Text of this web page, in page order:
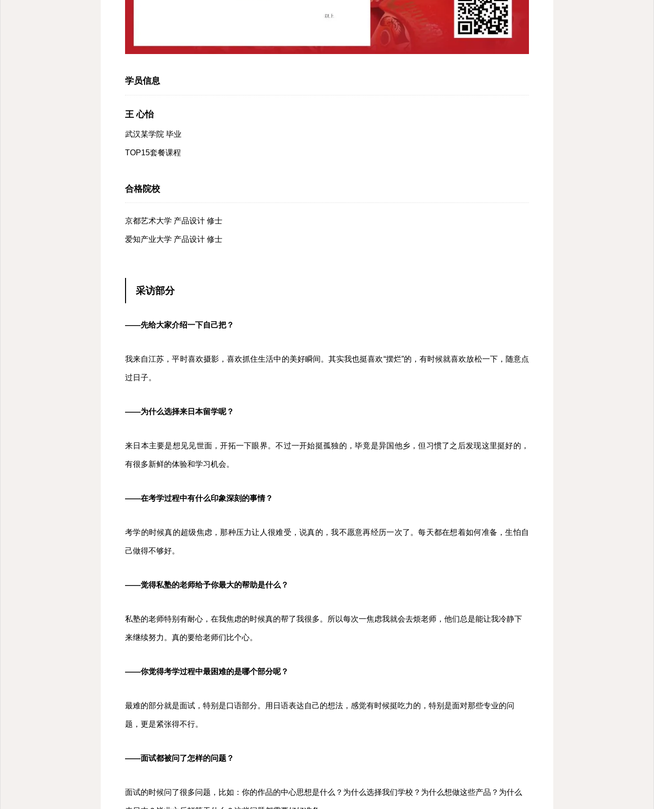
学员信息
王 心怡
武汉某学院 毕业
TOP15套餐课程
合格院校
京都艺术大学 产品设计 修士
爱知产业大学 产品设计 修士
采访部分
——先给大家介绍一下自己把？
我来自江苏，平时喜欢摄影，喜欢抓住生活中的美好瞬间。其实我也挺喜欢“摆烂”的，有时候就喜欢放松一下，随意点
过日子。
——为什么选择来日本留学呢？
来日本主要是想见见世面，开拓一下眼界。不过一开始挺孤独的，毕竟是异国他乡，但习惯了之后发现这里挺好的，
有很多新鲜的体验和学习机会。
——在考学过程中有什么印象深刻的事情？
考学的时候真的超级焦虑，那种压力让人很难受，说真的，我不愿意再经历一次了。每天都在想着如何准备，生怕自
己做得不够好。
——觉得私塾的老师给予你最大的帮助是什么？
私塾的老师特别有耐心，在我焦虑的时候真的帮了我很多。所以每次一焦虑我就会去烦老师，他们总是能让我冷静下
来继续努力。真的要给老师们比个心。
——你觉得考学过程中最困难的是哪个部分呢？
最难的部分就是面试，特别是口语部分。用日语表达自己的想法，感觉有时候挺吃力的，特别是面对那些专业的问
题，更是紧张得不行。
——面试都被问了怎样的问题？
面试的时候问了很多问题，比如：你的作品的中心思想是什么？为什么选择我们学校？为什么想做这些产品？为什么